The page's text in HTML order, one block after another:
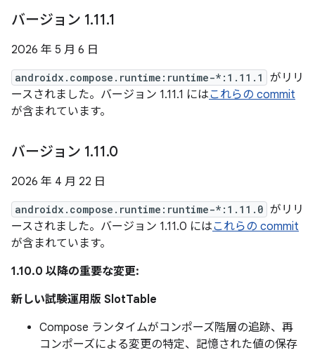
バージョン 1.11.1
2026 年 5 月 6 日
androidx.compose.runtime:runtime-*:1.11.1
がリリ
ースされました。バージョン 1.11.1 にはこれらの commit
が含まれています。
バージョン 1.11.0
2026 年 4 月 22 日
androidx.compose.runtime:runtime-*:1.11.0 がリリ
ースされました。バージョン 1.11.0 にはこれらの commit
が含まれています。
1.10.0 以降の重要な変更:
新しい試験運用版 SlotTable
Compose ランタイムがコンポーズ階層の追跡、再
コンポーズによる変更の特定、記憶された値の保存